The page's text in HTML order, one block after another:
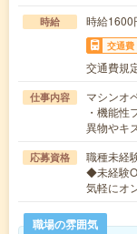
時給 時給1600
交通費
交通費規
仕事内容
マシンオ
・機能性
異物やキ
応募資格
職種未経
◆未経験
気軽にオ
職場の雰囲気